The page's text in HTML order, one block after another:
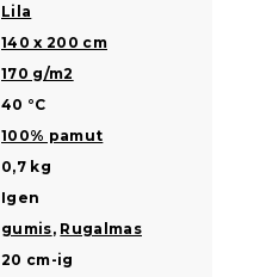
Lila
140 x 200 cm
170 g/m2
40 °C
100% pamut
0,7 kg
Igen
gumis, Rugalmas
20 cm-ig